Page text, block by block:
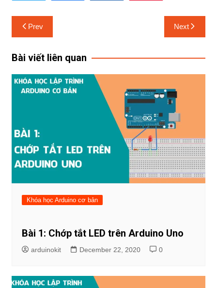
Prev Next
Bài viết liên quan
Khóa học Arduino cơ bản
Bài 1: Chớp tắt LED trên Arduino Uno
arduinokit December 22, 2020 0